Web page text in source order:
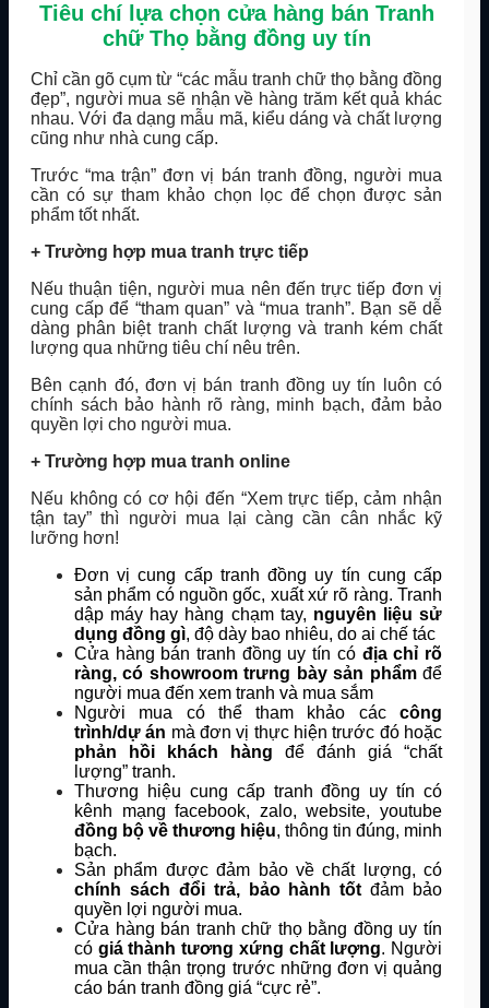
Tiêu chí lựa chọn cửa hàng bán Tranh
chữ Thọ bằng đồng uy tín
Chỉ cần gõ cụm từ “các mẫu tranh chữ thọ bằng đồng
đẹp”, người mua sẽ nhận về hàng trăm kết quả khác
nhau. Với đa dạng mẫu mã, kiểu dáng và chất lượng
cũng như nhà cung cấp.
Trước “ma trận” đơn vị bán tranh đồng, người mua
cần có sự tham khảo chọn lọc để chọn được sản
phẩm tốt nhất.
+ Trường hợp mua tranh trực tiếp
Nếu thuận tiện, người mua nên đến trực tiếp đơn vị
cung cấp để “tham quan” và “mua tranh”. Bạn sẽ dễ
dàng phân biệt tranh chất lượng và tranh kém chất
lượng qua những tiêu chí nêu trên.
Bên cạnh đó, đơn vị bán tranh đồng uy tín luôn có
chính sách bảo hành rõ ràng, minh bạch, đảm bảo
quyền lợi cho người mua.
+ Trường hợp mua tranh online
Nếu không có cơ hội đến “Xem trực tiếp, cảm nhận
tận tay” thì người mua lại càng cần cân nhắc kỹ
lưỡng hơn!
Đơn vị cung cấp tranh đồng uy tín cung cấp
sản phẩm có nguồn gốc, xuất xứ rõ ràng. Tranh
dập máy hay hàng chạm tay, nguyên liệu sử
dụng đồng gì, độ dày bao nhiêu, do ai chế tác
Cửa hàng bán tranh đồng uy tín có địa chỉ rõ
ràng, có showroom trưng bày sản phẩmđể
người mua đến xem tranh và mua sắm
Người mua có thể tham khảo các công
trình/dự án mà đơn vị thực hiện trước đó hoặc
phản hồi khách hàng để đánh giá “chất
lượng” tranh.
Thương hiệu cung cấp tranh đồng uy tín có
kênh mạng facebook, zalo, website, youtube
đồng bộ về thương hiệu, thông tin đúng, minh
bạch.
Sản phẩm được đảm bảo về chất lượng, có
chính sách đổi trả, bảo hành tốtđảm bảo
quyền lợi người mua.
Cửa hàng bán tranh chữ thọ bằng đồng uy tín
có giá thành tương xứng chất lượng. Người
mua cần thận trọng trước những đơn vị quảng
cáo bán tranh đồng giá “cực rẻ”.